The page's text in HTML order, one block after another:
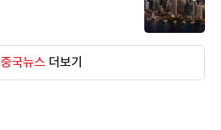
중국뉴스 더보기